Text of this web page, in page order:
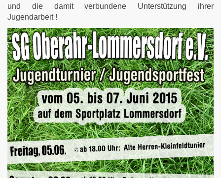
und die damit verbundene Unterstützung ihrer
Jugendarbeit !